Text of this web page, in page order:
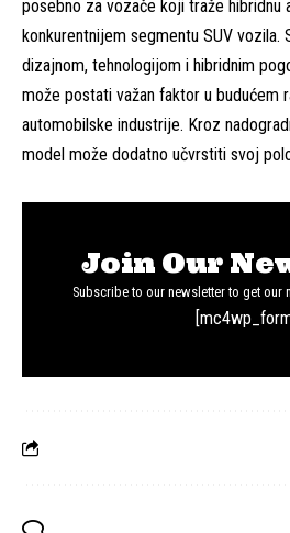
posebno za vozače koji traže hibridnu
konkurentnijem segmentu SUV vozila.
dizajnom, tehnologijom i hibridnim
može postati važan faktor u budućem
automobilske industrije. Kroz
model može dodatno učvrstiti svoj
Join Our
Subscribe to our newsletter to get our